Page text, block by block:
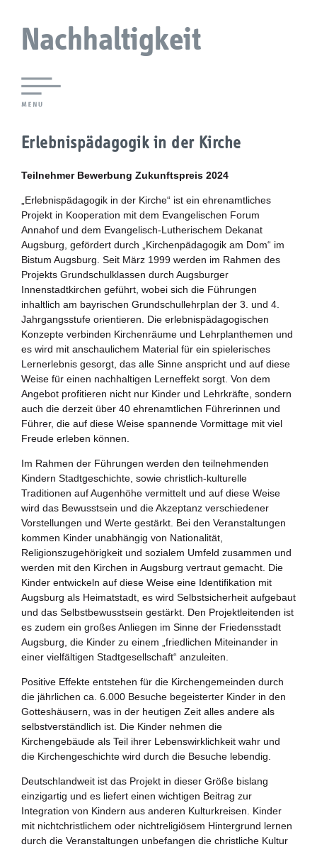
Nachhaltigkeit
Agendaforen
Nachhaltigkeitsbeirat
Berichterstattung
Biostadt
Zukunftspreis
Themen
Projekte
Zukunftstagung
Büro für Nachhaltigkeit
Aktuelles
Mitmachen ?
Erlebnispädagogik in der Kirche
Teilnehmer Bewerbung Zukunftspreis 2024
„Erlebnispädagogik in der Kirche“ ist ein ehrenamtliches
Projekt in Kooperation mit dem Evangelischen Forum
Annahof und dem Evangelisch-Lutherischem Dekanat
Augsburg, gefördert durch „Kirchenpädagogik am Dom“ im
Bistum Augsburg. Seit März 1999 werden im Rahmen des
Projekts Grundschulklassen durch Augsburger
Innenstadtkirchen geführt, wobei sich die Führungen
inhaltlich am bayrischen Grundschullehrplan der 3. und 4.
Jahrgangsstufe orientieren. Die erlebnispädagogischen
Konzepte verbinden Kirchenräume und Lehrplanthemen und
es wird mit anschaulichem Material für ein spielerisches
Lernerlebnis gesorgt, das alle Sinne anspricht und auf diese
Weise für einen nachhaltigen Lerneffekt sorgt. Von dem
Angebot profitieren nicht nur Kinder und Lehrkräfte, sondern
auch die derzeit über 40 ehrenamtlichen Führerinnen und
Führer, die auf diese Weise spannende Vormittage mit viel
Freude erleben können.
Im Rahmen der Führungen werden den teilnehmenden
Kindern Stadtgeschichte, sowie christlich-kulturelle
Traditionen auf Augenhöhe vermittelt und auf diese Weise
wird das Bewusstsein und die Akzeptanz verschiedener
Vorstellungen und Werte gestärkt. Bei den Veranstaltungen
kommen Kinder unabhängig von Nationalität,
Religionszugehörigkeit und sozialem Umfeld zusammen und
werden mit den Kirchen in Augsburg vertraut gemacht. Die
Kinder entwickeln auf diese Weise eine Identifikation mit
Augsburg als Heimatstadt, es wird Selbstsicherheit aufgebaut
und das Selbstbewusstsein gestärkt. Den Projektleitenden ist
es zudem ein großes Anliegen im Sinne der Friedensstadt
Augsburg, die Kinder zu einem „friedlichen Miteinander in
einer vielfältigen Stadtgesellschaft“ anzuleiten.
Positive Effekte entstehen für die Kirchengemeinden durch
die jährlichen ca. 6.000 Besuche begeisterter Kinder in den
Gotteshäusern, was in der heutigen Zeit alles andere als
selbstverständlich ist. Die Kinder nehmen die
Kirchengebäude als Teil ihrer Lebenswirklichkeit wahr und
die Kirchengeschichte wird durch die Besuche lebendig.
Deutschlandweit ist das Projekt in dieser Größe bislang
einzigartig und es liefert einen wichtigen Beitrag zur
Integration von Kindern aus anderen Kulturkreisen. Kinder
mit nichtchristlichem oder nichtreligiösem Hintergrund lernen
durch die Veranstaltungen unbefangen die christliche Kultur